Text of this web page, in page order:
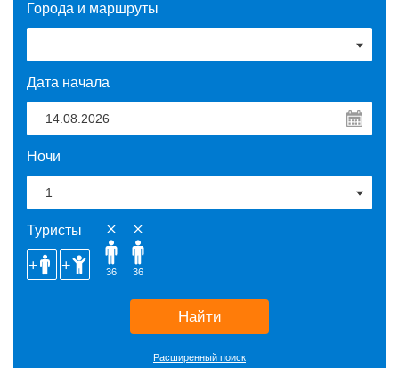
Города и маршруты
Дата начала
Ночи
Туристы
36 36
Найти
Расширенный поиск